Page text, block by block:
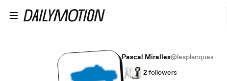
Pascal Miralles@lesplanques
2followers